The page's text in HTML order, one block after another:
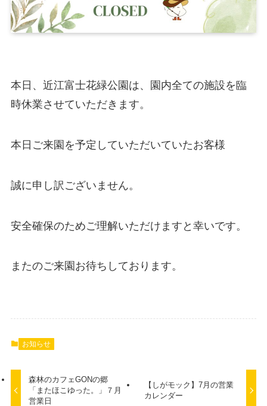
本日、近江富士花緑公園は、園内全ての施設を臨
時休業させていただきます。
本日ご来園を予定していただいていたお客様
誠に申し訳ございません。
安全確保のためご理解いただけますと幸いです。
またのご来園お待ちしております。
お知らせ
森林のカフェGONの郷
「またほこゆった。」７月
営業日
【しがモック】7月の営業
カレンダー